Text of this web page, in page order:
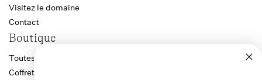
Visitez le domaine
Contact
Boutique
Toutes les cuvées
Coffrets